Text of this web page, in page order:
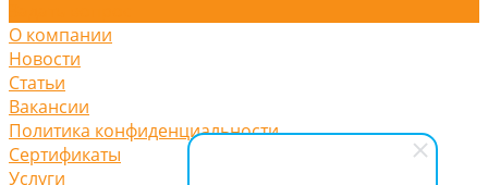
О компании
Новости
Статьи
Вакансии
Политика конфиденциальности
Сертификаты
Услуги